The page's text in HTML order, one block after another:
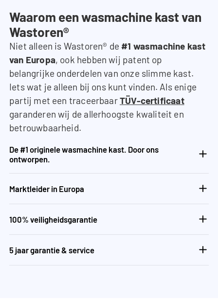
Waarom een wasmachine kast van
Wastoren®
Niet alleen is Wastoren® de #1 wasmachine kast
van Europa, ook hebben wij patent op
belangrijke onderdelen van onze slimme kast.
Iets wat je alleen bij ons kunt vinden. Als enige
partij met een traceerbaarTÜV-certificaat
garanderen wij de allerhoogste kwaliteit en
betrouwbaarheid.
De #1 originele wasmachine kast. Door ons
ontworpen.
Marktleider in Europa
100% veiligheidsgarantie
5 jaar garantie & service